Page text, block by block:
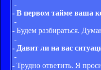
-
- В первом тайме ваша
-
- Будем разбираться.
-
- Давит ли на вас
-
- Трудно ответить. Я